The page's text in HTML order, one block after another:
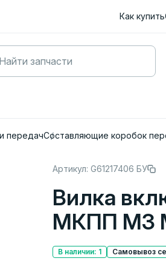
Как купить
передачСоставляющие коробок
Артикул: G61217406 БУ
Вилка
МКПП M3
В наличии: 1 Самовывоз